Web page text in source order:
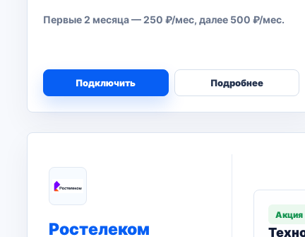
Первые 2 месяца — 250 ₽/мес, далее 500 ₽/мес.
Подключить Подробнее
Ростелеком
Акция